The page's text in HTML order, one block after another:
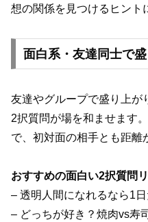
想の関係を見つけるヒント
面白系・友達同士で
友達やグループで盛り上が
2択質問が場を和ませます
で、初対面の相手とも距離
おすすめの面白い2択質問
– 透明人間になれるなら1
– どっちが好き？焼肉vs寿司